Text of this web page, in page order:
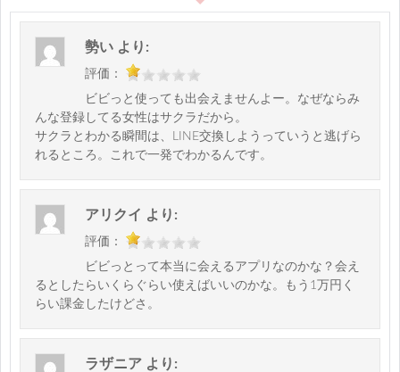
勢い より:
評価：
ビビっと使っても出会えませんよー。なぜならみ
んな登録してる女性はサクラだから。
サクラとわかる瞬間は、LINE交換しようっていうと逃げら
れるところ。これで一発でわかるんです。
アリクイ より:
評価：
ビビっとって本当に会えるアプリなのかな？会え
るとしたらいくらぐらい使えばいいのかな。もう1万円く
らい課金したけどさ。
ラザニア より: